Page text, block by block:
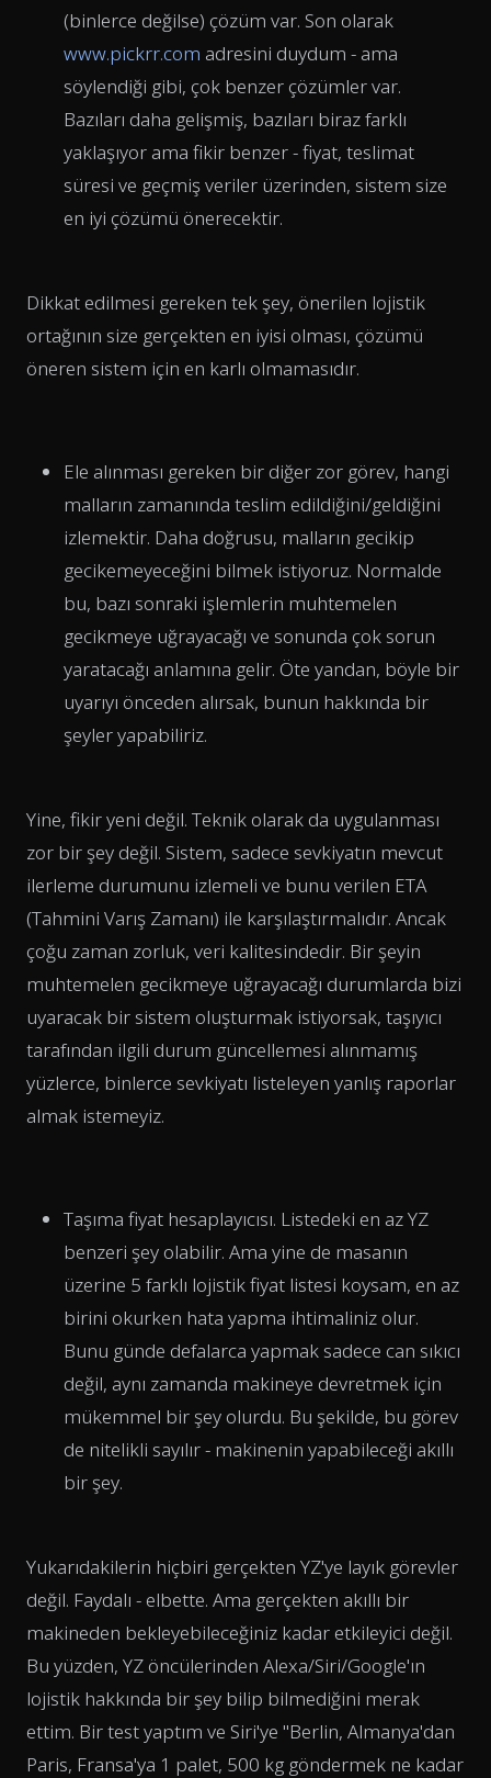
(binlerce değilse) çözüm var. Son olarak
www.pickrr.com adresini duydum - ama
söylendiği gibi, çok benzer çözümler var.
Bazıları daha gelişmiş, bazıları biraz farklı
yaklaşıyor ama fikir benzer - fiyat, teslimat
süresi ve geçmiş veriler üzerinden, sistem size
en iyi çözümü önerecektir.
Dikkat edilmesi gereken tek şey, önerilen lojistik
ortağının size gerçekten en iyisi olması, çözümü
öneren sistem için en karlı olmamasıdır.
Ele alınması gereken bir diğer zor görev, hangi
malların zamanında teslim edildiğini/geldiğini
izlemektir. Daha doğrusu, malların gecikip
gecikemeyeceğini bilmek istiyoruz. Normalde
bu, bazı sonraki işlemlerin muhtemelen
gecikmeye uğrayacağı ve sonunda çok sorun
yaratacağı anlamına gelir. Öte yandan, böyle bir
uyarıyı önceden alırsak, bunun hakkında bir
şeyler yapabiliriz.
Yine, fikir yeni değil. Teknik olarak da uygulanması
zor bir şey değil. Sistem, sadece sevkiyatın mevcut
ilerleme durumunu izlemeli ve bunu verilen ETA
(Tahmini Varış Zamanı) ile karşılaştırmalıdır. Ancak
çoğu zaman zorluk, veri kalitesindedir. Bir şeyin
muhtemelen gecikmeye uğrayacağı durumlarda bizi
uyaracak bir sistem oluşturmak istiyorsak, taşıyıcı
tarafından ilgili durum güncellemesi alınmamış
yüzlerce, binlerce sevkiyatı listeleyen yanlış raporlar
almak istemeyiz.
Taşıma fiyat hesaplayıcısı. Listedeki en az YZ
benzeri şey olabilir. Ama yine de masanın
üzerine 5 farklı lojistik fiyat listesi koysam, en az
birini okurken hata yapma ihtimaliniz olur.
Bunu günde defalarca yapmak sadece can sıkıcı
değil, aynı zamanda makineye devretmek için
mükemmel bir şey olurdu. Bu şekilde, bu görev
de nitelikli sayılır - makinenin yapabileceği akıllı
bir şey.
Yukarıdakilerin hiçbiri gerçekten YZ'ye layık görevler
değil. Faydalı - elbette. Ama gerçekten akıllı bir
makineden bekleyebileceğiniz kadar etkileyici değil.
Bu yüzden, YZ öncülerinden Alexa/Siri/Google'ın
lojistik hakkında bir şey bilip bilmediğini merak
ettim. Bir test yaptım ve Siri'ye "Berlin, Almanya'dan
Paris, Fransa'ya 1 palet, 500 kg göndermek ne kadar